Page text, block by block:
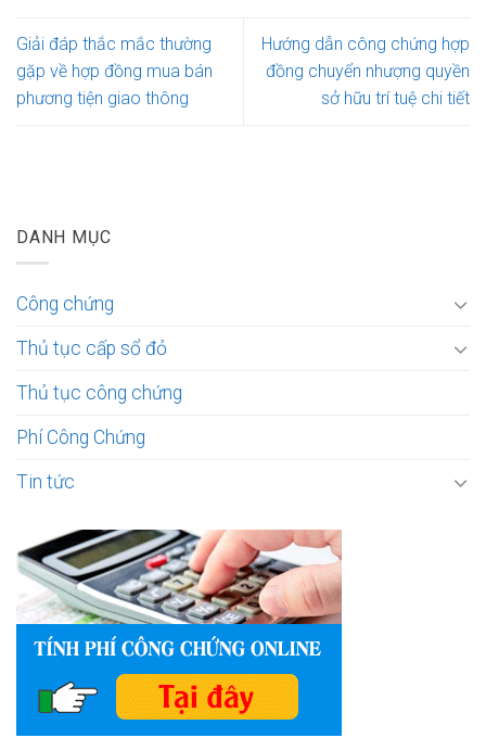
Giải đáp thắc mắc thường
gặp về hợp đồng mua bán
phương tiện giao thông
Hướng dẫn công chứng hợp
đồng chuyển nhượng quyền
sở hữu trí tuệ chi tiết
DANH MỤC
Công chứng
Thủ tục cấp sổ đỏ
Thủ tục công chứng
Phí Công Chứng
Tin tức